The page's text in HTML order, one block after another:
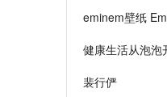
eminem壁纸
健康生活从泡泡
裴行俨